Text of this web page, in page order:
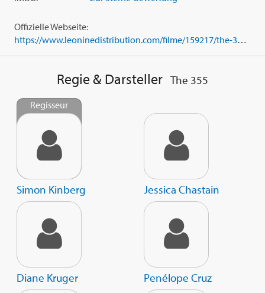
Offizielle Webseite:
https://www.leoninedistribution.com/filme/159217/the-355.html
Regie & Darsteller The 355
Regisseur
Simon Kinberg Jessica Chastain
Diane Kruger Penélope Cruz